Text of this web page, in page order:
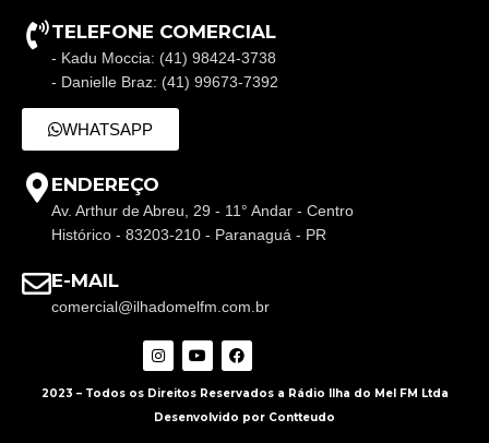
TELEFONE COMERCIAL
- Kadu Moccia: (41) 98424-3738
- Danielle Braz: (41) 99673-7392
WHATSAPP
ENDEREÇO
Av. Arthur de Abreu, 29 - 11° Andar - Centro
Histórico - 83203-210 - Paranaguá - PR
E-MAIL
comercial@ilhadomelfm.com.br
2023 – Todos os Direitos Reservados a Rádio Ilha do Mel FM Ltda
Desenvolvido por Contteudo